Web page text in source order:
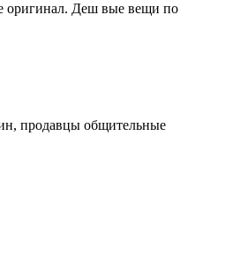
оригинал. Деш вые вещи по
продавцы общительные